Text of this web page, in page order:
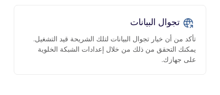
تجوال البيانات
تأكد من أن خيار تجوال البيانات لتلك الشريحة قيد التشغيل.
يمكنك التحقق من ذلك من خلال إعدادات الشبكة الخلوية
على جهازك.